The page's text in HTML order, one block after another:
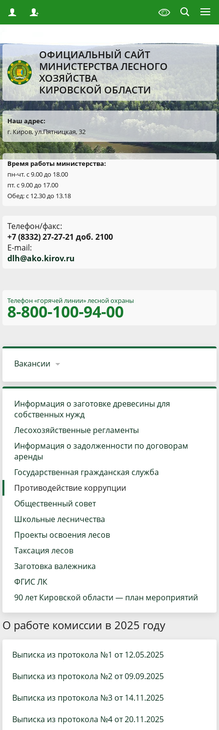
ОФИЦИАЛЬНЫЙ САЙТ
МИНИСТЕРСТВА ЛЕСНОГО
ХОЗЯЙСТВА
КИРОВСКОЙ ОБЛАСТИ
Наш адрес:
г. Киров, ул.Пятницкая, 32
Время работы министерства:
пн-чт. с 9.00 до 18.00
пт. с 9.00 до 17.00
Обед: с 12.30 до 13.18
Телефон/факс:
+7 (8332) 27-27-21 доб. 2100
E-mail:
dlh@ako.kirov.ru
Телефон «горячей линии»лесной охраны
8-800-100-94-00
Вакансии
Информация о заготовке древесины для
собственных нужд
Лесохозяйственные регламенты
Информация о задолженности по договорам
аренды
Государственная гражданская служба
Противодействие коррупции
Общественный совет
Школьные лесничества
Проекты освоения лесов
Таксация лесов
Заготовка валежника
ФГИС ЛК
90 лет Кировской области — план мероприятий
О работе комиссии в 2025 году
Выписка из протокола №1 от 12.05.2025
Выписка из протокола №2 от 09.09.2025
Выписка из протокола №3 от 14.11.2025
Выписка из протокола №4 от 20.11.2025